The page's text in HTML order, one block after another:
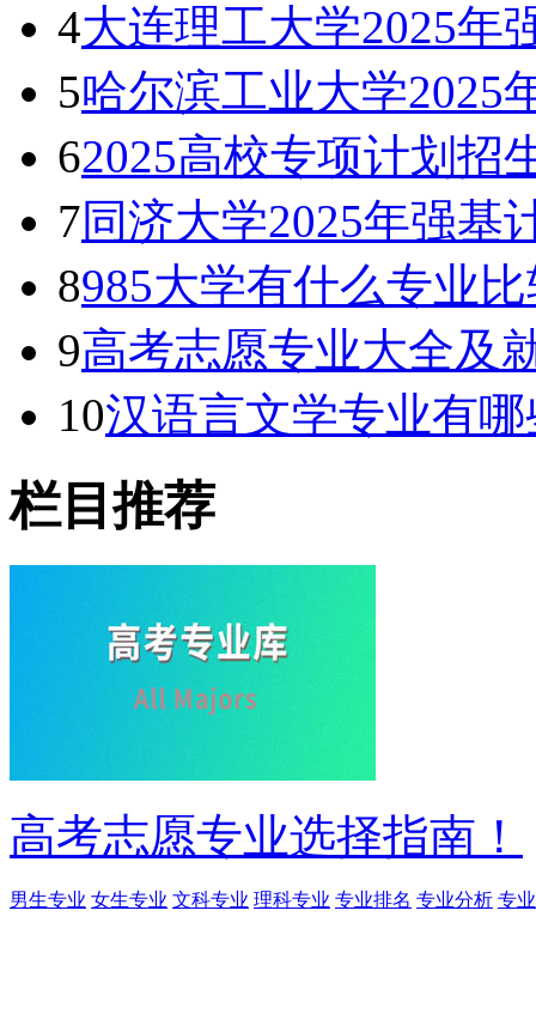
4大连理工大学2025年
5哈尔滨工业大学2025
62025高校专项计划招
7同济大学2025年强基
8985大学有什么专业
9高考志愿专业大全及
10汉语言文学专业有
栏目推荐
高考志愿专业选择指南！
男生专业 女生专业 文科专业 理科专业 专业排名 专业分析 专